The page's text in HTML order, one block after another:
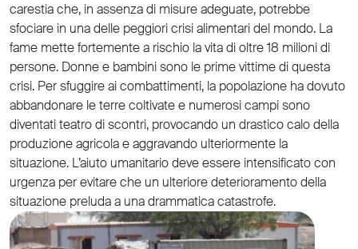
carestia che, in assenza di misure adeguate, potrebbe
sfociare in una delle peggiori crisi alimentari del mondo. La
fame mette fortemente a rischio la vita di oltre 18 milioni di
persone. Donne e bambini sono le prime vittime di questa
crisi. Per sfuggire ai combattimenti, la popolazione ha dovuto
abbandonare le terre coltivate e numerosi campi sono
diventati teatro di scontri, provocando un drastico calo della
produzione agricola e aggravando ulteriormente la
situazione. L’aiuto umanitario deve essere intensificato con
urgenza per evitare che un ulteriore deterioramento della
situazione preluda a una drammatica catastrofe.